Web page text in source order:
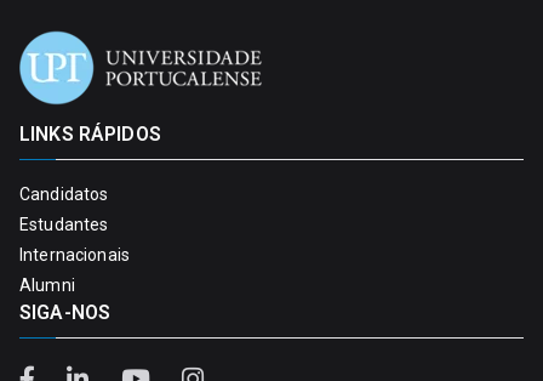
LINKS RÁPIDOS
Candidatos
Estudantes
Internacionais
Alumni
SIGA-NOS